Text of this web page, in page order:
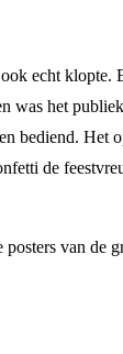
echt klopte.
was het
bediend. Het
de
posters van de